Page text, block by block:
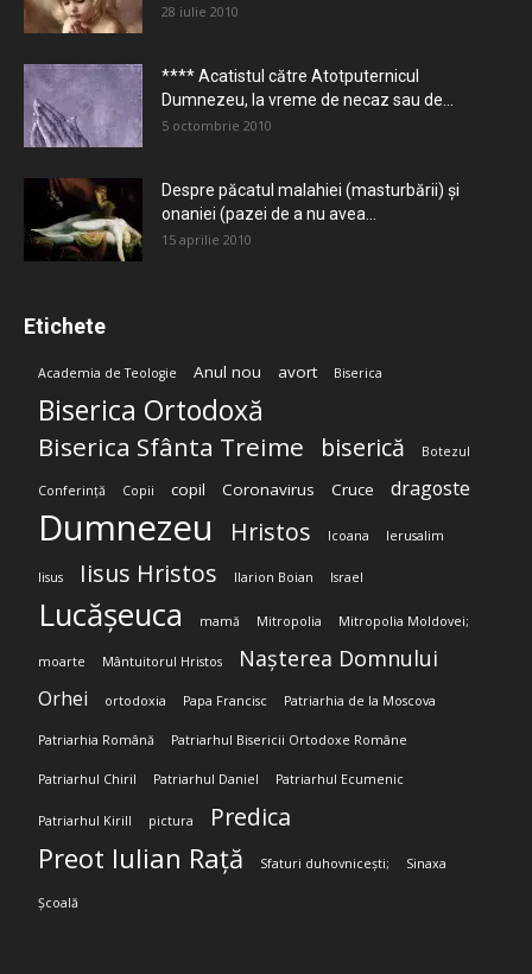
28 iulie 2010
**** Acatistul către Atotputernicul
Dumnezeu, la vreme de necaz sau de...
5 octombrie 2010
Despre păcatul malahiei (masturbării) şi
onaniei (pazei de a nu avea...
15 aprilie 2010
Etichete
Academia de Teologie Anul nou avort Biserica
Biserica Ortodoxă
Biserica Sfânta Treime biserică Botezul
Conferință Copii copil Coronavirus Cruce dragoste
Dumnezeu Hristos Icoana Ierusalim
Iisus Iisus Hristos Ilarion Boian Israel
Lucășeuca mamă Mitropolia Mitropolia Moldovei;
moarte Mântuitorul Hristos Nașterea Domnului
Orhei ortodoxia Papa Francisc Patriarhia de la Moscova
Patriarhia Română Patriarhul Bisericii Ortodoxe Române
Patriarhul Chiril Patriarhul Daniel Patriarhul Ecumenic
Patriarhul Kirill pictura Predica
Preot Iulian Rață Sfaturi duhovnicești; Sinaxa
Școală